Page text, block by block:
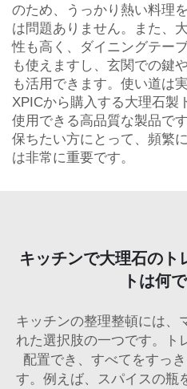
のため、うっかり熱い料理
は問題ありません。また、
性も高く、ダイニングテー
も使えますし、玄関での鍵
も活用できます。使い道は
XPICから購入する大理石製
使用できる高品質な製品で
保ちたい方にとって、頻繁
は非常に重要です。
キッチンで大理石のト
トは何
キッチンの整理整頓には、
れた選択肢の一つです。ト
配置でき、すべてをすっ
す。例えば、スパイスの瓶